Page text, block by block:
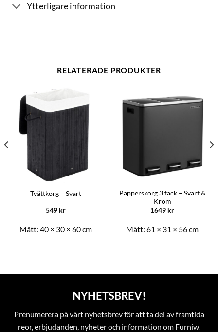
Ytterligare information
RELATERADE PRODUKTER
Tvättkorg – Svart
549 kr
Mått: 40 × 30 × 60 cm
Papperskorg 3 fack – Svart &
Krom
1649 kr
Mått: 61 × 31 × 56 cm
NYHETSBREV!
Prenumerera på vårt nyhetsbrev för att ta del av framtida
reor, erbjudanden, nyheter och information om Furniw.